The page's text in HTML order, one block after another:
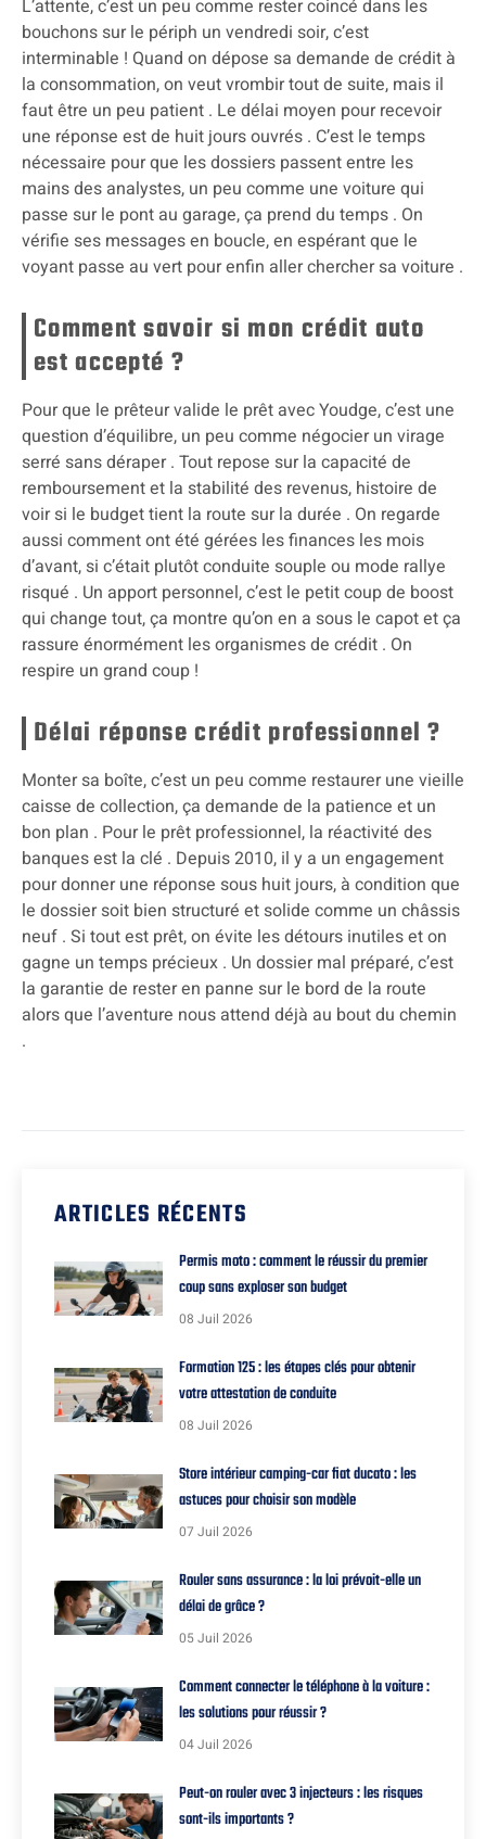
L’attente, c’est un peu comme rester coincé dans les
bouchons sur le périph un vendredi soir, c’est
interminable ! Quand on dépose sa demande de crédit à
la consommation, on veut vrombir tout de suite, mais il
faut être un peu patient . Le délai moyen pour recevoir
une réponse est de huit jours ouvrés . C’est le temps
nécessaire pour que les dossiers passent entre les
mains des analystes, un peu comme une voiture qui
passe sur le pont au garage, ça prend du temps . On
vérifie ses messages en boucle, en espérant que le
voyant passe au vert pour enfin aller chercher sa voiture .
Comment savoir si mon crédit auto
est accepté ?
Pour que le prêteur valide le prêt avec Youdge, c’est une
question d’équilibre, un peu comme négocier un virage
serré sans déraper . Tout repose sur la capacité de
remboursement et la stabilité des revenus, histoire de
voir si le budget tient la route sur la durée . On regarde
aussi comment ont été gérées les finances les mois
d’avant, si c’était plutôt conduite souple ou mode rallye
risqué . Un apport personnel, c’est le petit coup de boost
qui change tout, ça montre qu’on en a sous le capot et ça
rassure énormément les organismes de crédit . On
respire un grand coup !
Délai réponse crédit professionnel ?
Monter sa boîte, c’est un peu comme restaurer une vieille
caisse de collection, ça demande de la patience et un
bon plan . Pour le prêt professionnel, la réactivité des
banques est la clé . Depuis 2010, il y a un engagement
pour donner une réponse sous huit jours, à condition que
le dossier soit bien structuré et solide comme un châssis
neuf . Si tout est prêt, on évite les détours inutiles et on
gagne un temps précieux . Un dossier mal préparé, c’est
la garantie de rester en panne sur le bord de la route
alors que l’aventure nous attend déjà au bout du chemin
.
ARTICLES RÉCENTS
Permis moto : comment le réussir du premier
coup sans exploser son budget
08 Juil 2026
Formation 125 : les étapes clés pour obtenir
votre attestation de conduite
08 Juil 2026
Store intérieur camping-car fiat ducato : les
astuces pour choisir son modèle
07 Juil 2026
Rouler sans assurance : la loi prévoit-elle un
délai de grâce ?
05 Juil 2026
Comment connecter le téléphone à la voiture :
les solutions pour réussir ?
04 Juil 2026
Peut-on rouler avec 3 injecteurs : les risques
sont-ils importants ?